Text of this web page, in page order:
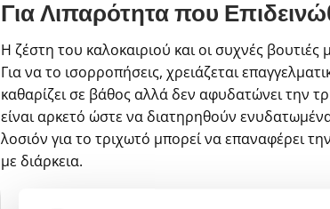
Για Λιπαρότητα που
Η ζέστη του καλοκαιριού και οι συχνές
Για να το ισορροπήσεις, χρειάζεται
καθαρίζει σε βάθος αλλά δεν αφυδατώνει την
είναι αρκετό ώστε να διατηρηθούν
λοσιόν για το τριχωτό μπορεί να επαναφέρει
με διάρκεια.